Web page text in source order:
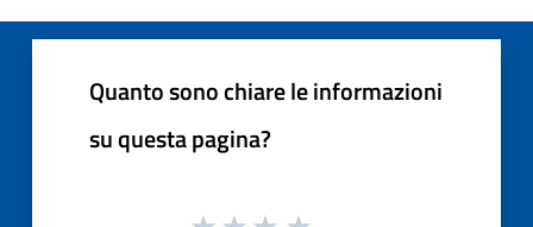
Quanto sono chiare le informazioni
su questa pagina?